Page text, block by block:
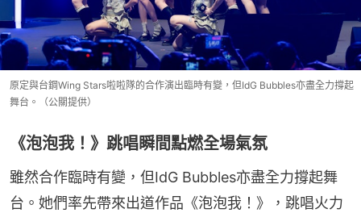
原定與台鋼Wing Stars啦啦隊的合作演出臨時有變，但IdG Bubbles亦盡全力撐起
舞台。（公關提供）
《泡泡我！》跳唱瞬間點燃全場氣氛
雖然合作臨時有變，但IdG Bubbles亦盡全力撐起舞
台。她們率先帶來出道作品《泡泡我！》，跳唱火力